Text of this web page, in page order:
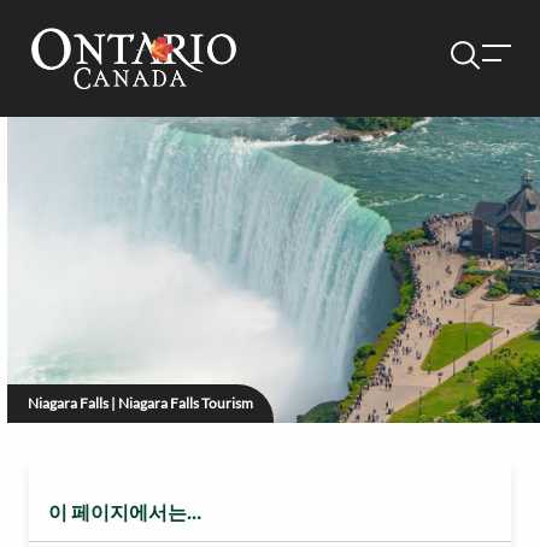
Niagara Falls | Niagara Falls Tourism
이 페이지에서는…